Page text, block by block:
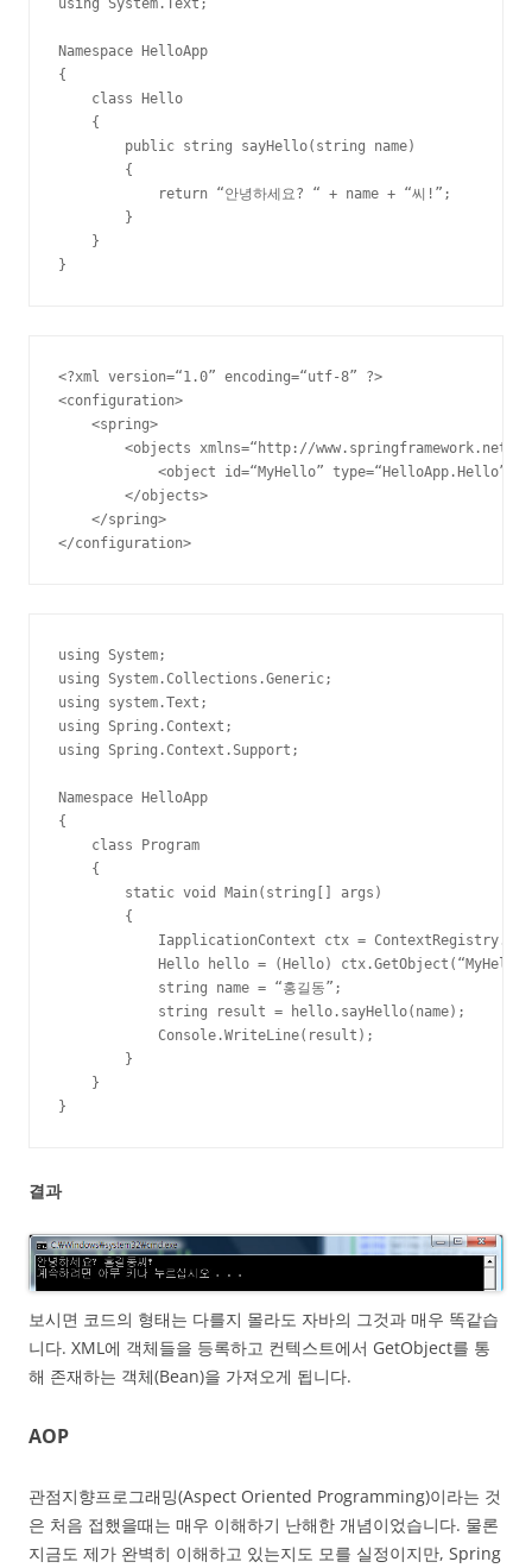
using System.Text;
Namespace HelloApp
{
class Hello
{
public string sayHello(string name)
{
return “안녕하세요? “ + name + “씨!”;
}
}
}
<?xml version=“1.0” encoding=“utf-8” ?>
<configuration>
<spring>
<objects xmlns=“http://www.springframework.net”>
<object id=“MyHello” type=“HelloApp.Hello”/>
</objects>
</spring>
</configuration>
using System;
using System.Collections.Generic;
using system.Text;
using Spring.Context;
using Spring.Context.Support;
Namespace HelloApp
{
class Program
{
static void Main(string[] args)
{
IapplicationContext ctx =
Hello hello = (Hello)
string name = “홍길동”;
string result = hello.sayHello(name);
Console.WriteLine(result);
}
}
}
결과
보시면 코드의 형태는 다를지 몰라도 자바의 그것과 매우 똑같습
니다. XML에 객체들을 등록하고 컨텍스트에서 GetObject를 통
해 존재하는 객체(Bean)을 가져오게 됩니다.
AOP
관점지향프로그래밍(Aspect Oriented Programming)이라는 것
은 처음 접했을때는 매우 이해하기 난해한 개념이었습니다. 물론
지금도 제가 완벽히 이해하고 있는지도 모를 실정이지만, Spring